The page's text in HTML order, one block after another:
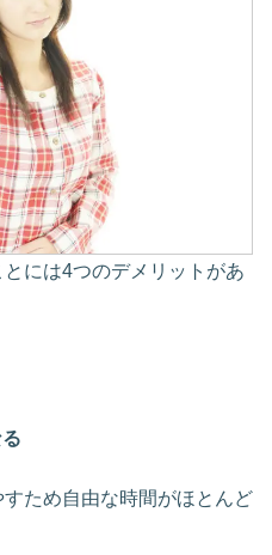
には4つのデメリットがあ
ため自由な時間がほとんど